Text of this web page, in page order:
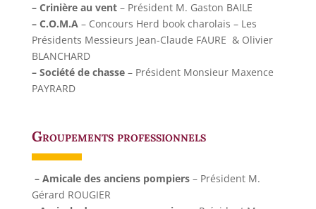
– Crinière au vent– Président M. Gaston BAILE
– C.O.M.A– Concours Herd book charolais – Les
Présidents Messieurs Jean-Claude FAURE & Olivier
BLANCHARD
– Société de chasse– Président Monsieur Maxence
PAYRARD
Groupements professionnels
– Amicale des anciens pompiers – Président M.
Gérard ROUGIER